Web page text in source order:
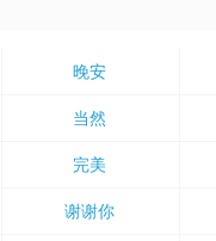
晚安
当然
完美
谢谢你